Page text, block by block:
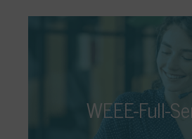
WEEE-Full-
WEEE-Full-
sodass Sie mehr Zeit für
schaffen können. Im Rahmen